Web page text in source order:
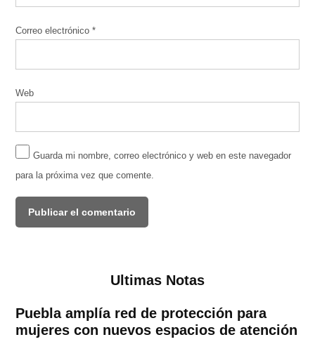
Correo electrónico*
Web
Guarda mi nombre, correo electrónico y web en este navegador
para la próxima vez que comente.
Ultimas Notas
Puebla amplía red de protección para
mujeres con nuevos espacios de atención